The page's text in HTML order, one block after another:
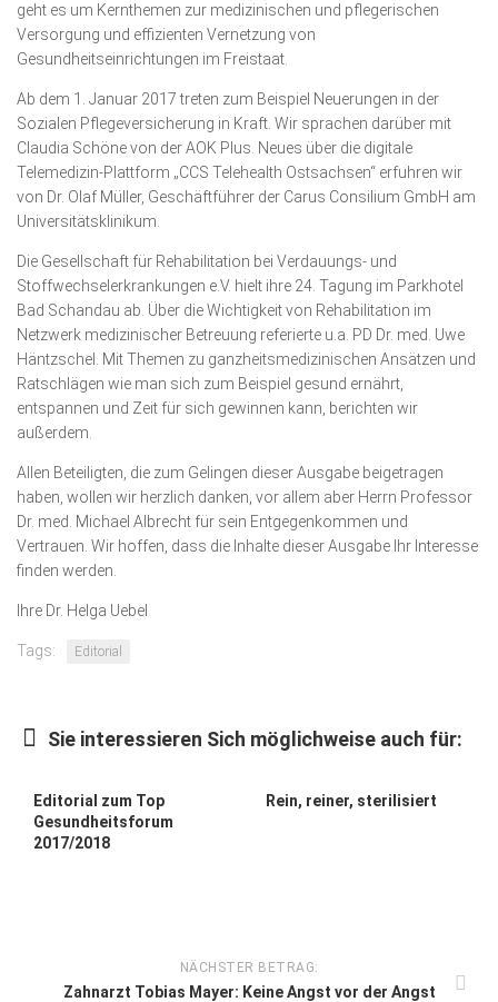
geht es um Kernthemen zur medizinischen und pflegerischen
Versorgung und effizienten Vernetzung von
Gesundheitseinrichtungen im Freistaat.
Ab dem 1. Januar 2017 treten zum Beispiel Neuerungen in der
Sozialen Pflege­versicherung in Kraft. Wir sprachen darüber mit
Claudia Schöne von der AOK Plus. Neues über die digitale
Telemedizin-Plattform „CCS Telehealth Ostsachsen“ erfuhren wir
von Dr. Olaf Müller, Ge­schäftführer der Carus Consilium GmbH am
Universitäts­klinikum.
Die Gesellschaft für Rehabilitation bei Verdauungs- und
Stoffwechselerkrankungen e.V. hielt ihre 24. Tagung im Parkhotel
Bad Schandau ab. Über die Wichtigkeit von Reha­bilitation im
Netzwerk medizinischer Betreuung referierte u.a. PD Dr. med. Uwe
Häntzschel. Mit Themen zu ganzheitsmedizinischen Ansätzen und
Rat­schlägen wie man sich zum Beispiel gesund ernährt,
entspannen und Zeit für sich gewinnen kann, berichten wir
außerdem.
Allen Beteiligten, die zum Gelingen dieser Ausgabe beigetragen
haben, wollen wir herzlich danken, vor allem aber Herrn Professor
Dr. med. Michael Albrecht für sein Entgegen­kommen und
Vertrauen. Wir hoffen, dass die Inhalte dieser Ausgabe Ihr Interesse
finden werden.
Ihre Dr. Helga Uebel
Tags: Editorial
Sie interessieren Sich möglichweise auch für:
Editorial zum Top
Gesundheitsforum
2017/2018
Rein, reiner, sterilisiert
NÄCHSTER BETRAG:
Zahnarzt Tobias Mayer: Keine Angst vor der Angst